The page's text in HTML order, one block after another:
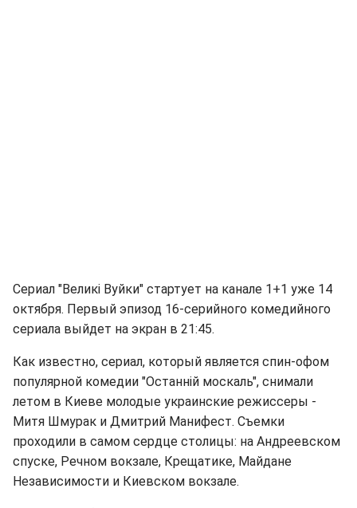
Сериал "Великі Вуйки" стартует на канале 1+1 уже 14
октября. Первый эпизод 16-серийного комедийного
сериала выйдет на экран в 21:45.
Как известно, сериал, который является спин-офом
популярной комедии "Останній москаль", снимали
летом в Киеве молодые украинские режиссеры -
Митя Шмурак и Дмитрий Манифест. Съемки
проходили в самом сердце столицы: на Андреевском
спуске, Речном вокзале, Крещатике, Майдане
Независимости и Киевском вокзале.